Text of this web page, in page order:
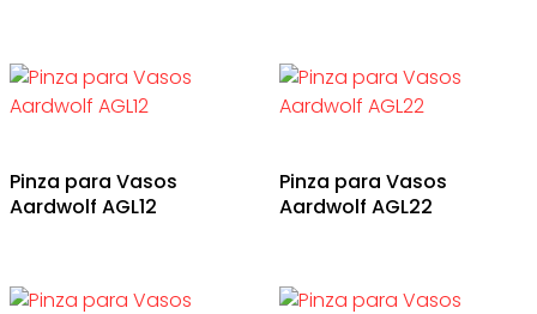
Pinza para Vasos
Aardwolf AGL12
Pinza para Vasos
Aardwolf AGL22